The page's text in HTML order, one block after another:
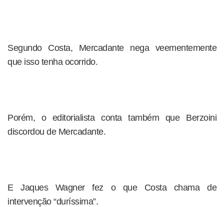
Segundo Costa, Mercadante nega veementemente
que isso tenha ocorrido.
Porém, o editorialista conta também que Berzoini
discordou de Mercadante.
E Jaques Wagner fez o que Costa chama de
intervenção “duríssima”.